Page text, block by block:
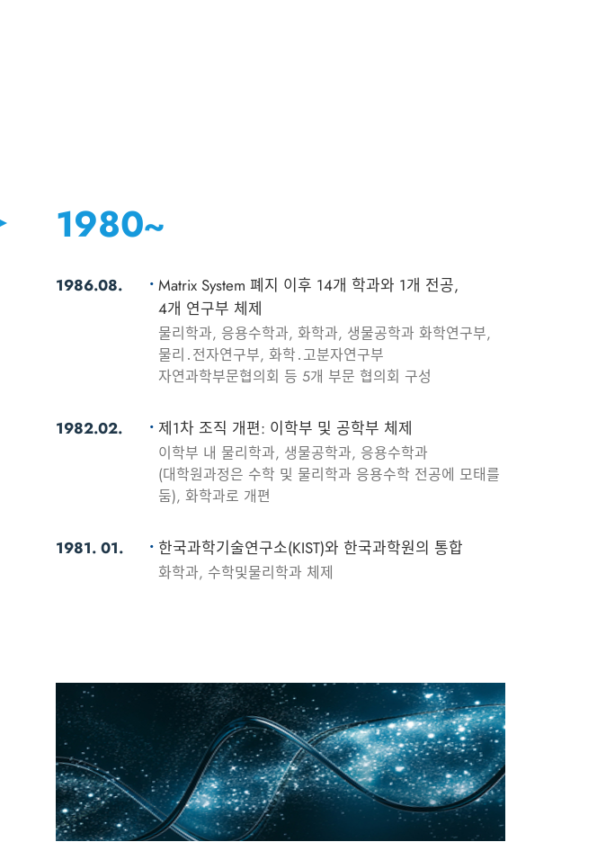
1980~
1986.08.
Matrix System 폐지 이후 14개 학과와 1개 전공,
4개 연구부 체제
물리학과, 응용수학과, 화학과, 생물공학과 화학연구부,
물리․전자연구부, 화학․고분자연구부
자연과학부문협의회 등 5개 부문 협의회 구성
1982.02. 제1차 조직 개편: 이학부 및 공학부 체제
이학부 내 물리학과, 생물공학과, 응용수학과
(대학원과정은 수학 및 물리학과 응용수학 전공에 모태를
둠), 화학과로 개편
1981. 01. 한국과학기술연구소(KIST)와 한국과학원의 통합
화학과, 수학및물리학과 체제